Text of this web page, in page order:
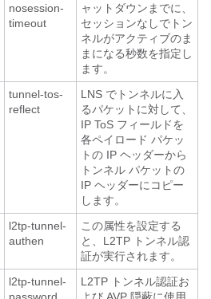
nosession-
timeout
ャットダウンまでに、
セッションなしでトン
ネルがアクティブのま
まになる秒数を指定し
ます。
tunnel-tos-
reflect
LNS でトンネルに入
るパケットに対して、
IP ToS フィールドを
各ペイロード パケッ
トの IP ヘッダーから
トンネル パケットの
IP ヘッダーにコピー
します。
l2tp-tunnel-
authen
この属性を設定する
と、L2TP トンネル認
証が実行されます。
l2tp-tunnel-
L2TP トンネル認証お